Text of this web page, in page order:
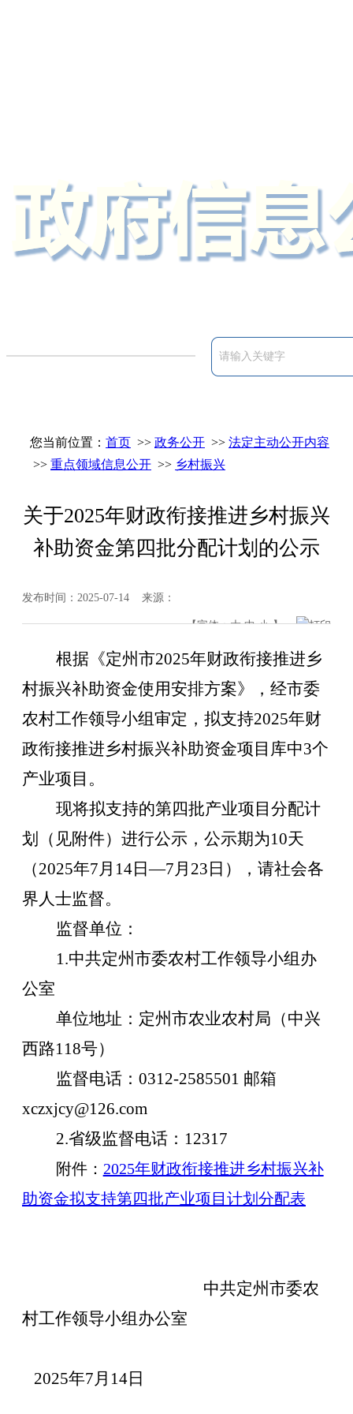
您当前位置： 首页 >> 政务公开 >> 法定主动公开内容
>> 重点领域信息公开 >> 乡村振兴
关于2025年财政衔接推进乡村振兴
补助资金第四批分配计划的公示
发布时间：2025-07-14 来源：
【字体：大 中 小】 打印
根据《定州市2025年财政衔接推进乡
村振兴补助资金使用安排方案》，经市委
农村工作领导小组审定 ，拟支持2025年财
政衔接推进乡村振兴补助资金项目库中3个
产业项目。
现将拟支持的第四批产业项目分配计
划（见附件）进行公示，公示期为10天
（2025年7月 14日—7月 23 日），请社会各
界人士监督。
监督单位：
1.中共定州市委农村工作领导小组办
公室
单位地址：定州市农业农村局（中兴
西路118号）
监督电话： 0312-2585501 邮箱
xczxjcy@126.com
2.省级监督电话： 12317
附件： 2025年财政衔接推进乡村振兴补
助资金拟支持第四批产业项目计划分配表
中共定州市委农
村工作领导小组办公室
2025年7月 14日